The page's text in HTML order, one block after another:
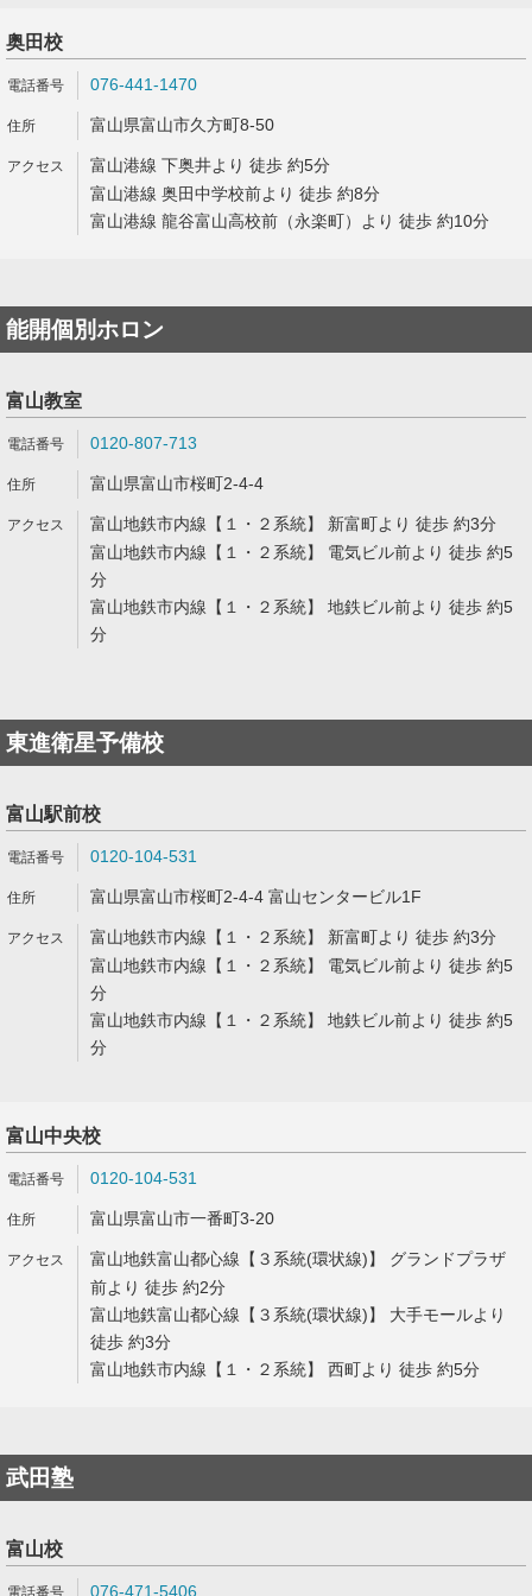
奥田校
076-441-1470
富山県富山市久方町8-50
富山港線 下奥井より 徒歩 約5分
富山港線 奥田中学校前より 徒歩 約8分
富山港線 龍谷富山高校前（永楽町）より 徒歩 約10分
能開個別ホロン
富山教室
0120-807-713
富山県富山市桜町2-4-4
富山地鉄市内線【１・２系統】 新富町より 徒歩 約3分
富山地鉄市内線【１・２系統】 電気ビル前より 徒歩 約5
分
富山地鉄市内線【１・２系統】 地鉄ビル前より 徒歩 約5
分
東進衛星予備校
富山駅前校
0120-104-531
富山県富山市桜町2-4-4 富山センタービル1F
富山地鉄市内線【１・２系統】 新富町より 徒歩 約3分
富山地鉄市内線【１・２系統】 電気ビル前より 徒歩 約5
分
富山地鉄市内線【１・２系統】 地鉄ビル前より 徒歩 約5
分
富山中央校
0120-104-531
富山県富山市一番町3-20
富山地鉄富山都心線【３系統(環状線)】 グランドプラザ
前より 徒歩 約2分
富山地鉄富山都心線【３系統(環状線)】 大手モールより
徒歩 約3分
富山地鉄市内線【１・２系統】 西町より 徒歩 約5分
武田塾
富山校
076-471-5406